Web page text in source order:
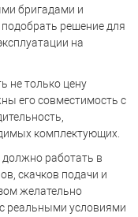
бригадами и
решение для
на
не только цену
его совместимость с
комплектующих.
работать в
скачков подачи и
желательно
реальными условиями